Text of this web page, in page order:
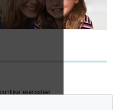
levenssfeer